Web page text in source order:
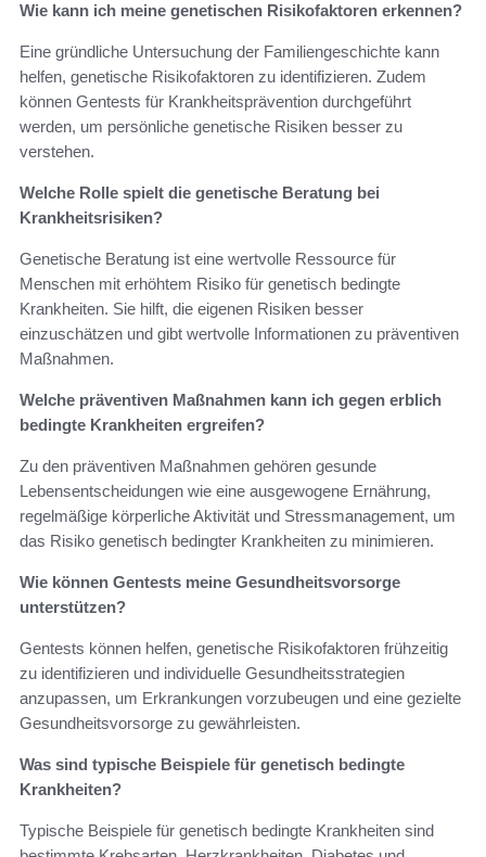
Wie kann ich meine genetischen Risikofaktoren erkennen?
Eine gründliche Untersuchung der Familiengeschichte kann
helfen, genetische Risikofaktoren zu identifizieren. Zudem
können Gentests für Krankheitsprävention durchgeführt
werden, um persönliche genetische Risiken besser zu
verstehen.
Welche Rolle spielt die genetische Beratung bei
Krankheitsrisiken?
Genetische Beratung ist eine wertvolle Ressource für
Menschen mit erhöhtem Risiko für genetisch bedingte
Krankheiten. Sie hilft, die eigenen Risiken besser
einzuschätzen und gibt wertvolle Informationen zu präventiven
Maßnahmen.
Welche präventiven Maßnahmen kann ich gegen erblich
bedingte Krankheiten ergreifen?
Zu den präventiven Maßnahmen gehören gesunde
Lebensentscheidungen wie eine ausgewogene Ernährung,
regelmäßige körperliche Aktivität und Stressmanagement, um
das Risiko genetisch bedingter Krankheiten zu minimieren.
Wie können Gentests meine Gesundheitsvorsorge
unterstützen?
Gentests können helfen, genetische Risikofaktoren frühzeitig
zu identifizieren und individuelle Gesundheitsstrategien
anzupassen, um Erkrankungen vorzubeugen und eine gezielte
Gesundheitsvorsorge zu gewährleisten.
Was sind typische Beispiele für genetisch bedingte
Krankheiten?
Typische Beispiele für genetisch bedingte Krankheiten sind